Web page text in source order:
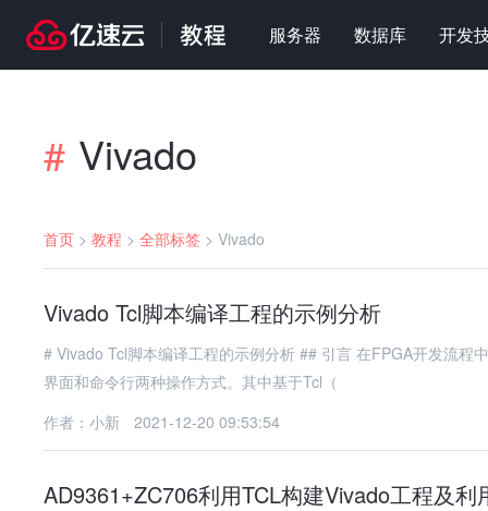
服务器 数据库 开发
# Vivado
首页 > 教程 > 全部标签 > Vivado
Vivado Tcl脚本编译工程的示例分析
# Vivado Tcl脚本编译工程的示例分析 ## 引言 在FPGA开发流程中，Vivado作为Xilinx（现属AMD）主力的集成开发环境，提供了图形
界面和命令行两种操作方式。其中基于Tcl（
作者：小新
2021-12-20 09:53:54
AD9361+ZC706利用TCL构建Vivado工程及